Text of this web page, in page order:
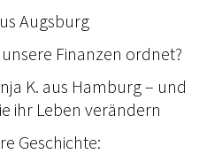
Augsburg
Finanzen ordnet?
K. aus Hamburg – und
ihr Leben verändern
Geschichte: